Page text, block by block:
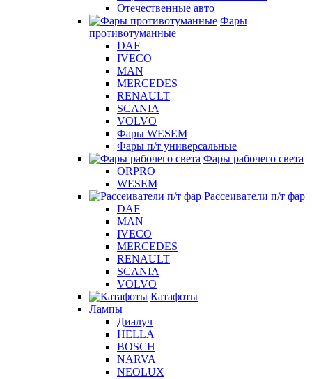
Отечественные авто
Фары
противотуманные
DAF
IVECO
MAN
MERCEDES
RENAULT
SCANIA
VOLVO
Фары WESEM
Фары п/т универсальные
Фары рабочего света
ORPRO
WESEM
Рассеиватели п/т фар
DAF
MAN
IVECO
MERCEDES
RENAULT
SCANIA
VOLVO
Катафоты
Лампы
Диалуч
HELLA
BOSCH
NARVA
NEOLUX